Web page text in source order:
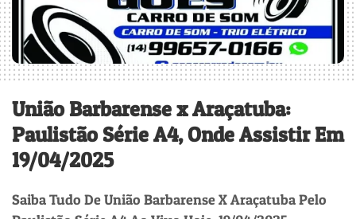
União Barbarense x Araçatuba:
Paulistão Série A4, Onde Assistir Em
19/04/2025
Saiba Tudo De União Barbarense X Araçatuba Pelo